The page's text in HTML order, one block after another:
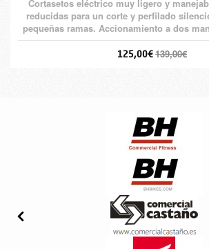
Cortasetos eléctrico muy ligero y
reducidas para un corte y perfilado
pequeñas ramas. Accionamiento a dos
de conexión en el
125,00€139,00€